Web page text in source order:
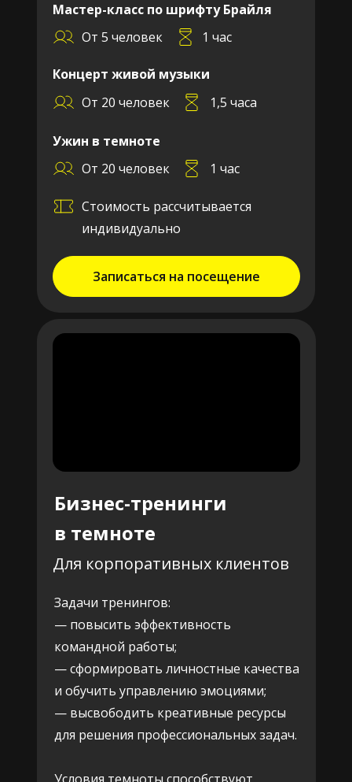
Мастер-класс по шрифту Брайля
От 5 человек
1 час
Концерт живой музыки
От 20 человек
1,5 часа
Ужин в темноте
От 20 человек
1 час
Стоимость рассчитывается
индивидуально
Бизнес-тренинги
в темноте
Для корпоративных клиентов
Задачи тренингов:
— повысить эффективность
командной работы;
— сформировать личностные качества
и обучить управлению эмоциями;
— высвободить креативные ресурсы
для решения профессиональных задач.
Записаться на посещение